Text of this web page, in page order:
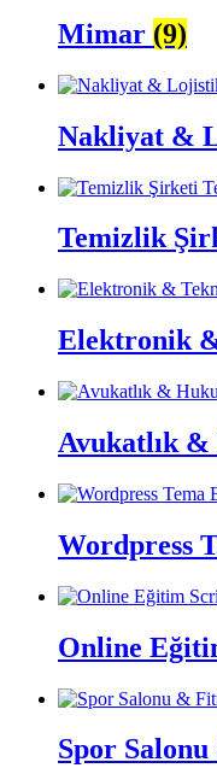
Mimar (9)
Nakliyat &
Temizlik
Elektronik
Avukatlık
Wordpress
Online
Spor